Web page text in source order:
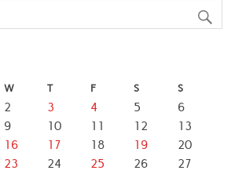
W T F S S
2 3 4 5
6
9 10 11 12
13
16 17 18 19
20
23 24 25 26
27